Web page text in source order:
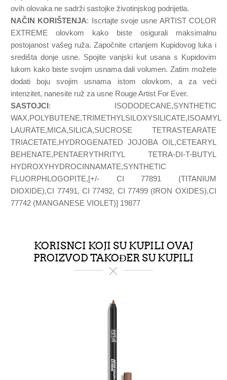
ovih olovaka ne sadrži sastojke životinjskog podrijetla.
NAČIN KORIŠTENJA: Iscrtajte svoje usne ARTIST COLOR
EXTREME olovkom kako biste osigurali maksimalnu
postojanost vašeg ruža. Započnite crtanjem Kupidovog luka i
središta donje usne. Spojite vanjski kut usana s Kupidovim
lukom kako biste svojim usnama dali volumen. Zatim možete
dodati boju svojim usnama istom olovkom, a za veći
intenzitet, nanesite ruž za usne Rouge Artist For Ever.
SASTOJCI: ISODODECANE,SYNTHETIC
WAX,POLYBUTENE,TRIMETHYLSILOXYSILICATE,ISOAMYL
LAURATE,MICA,SILICA,SUCROSE TETRASTEARATE
TRIACETATE,HYDROGENATED JOJOBA OIL,CETEARYL
BEHENATE,PENTAERYTHRITYL TETRA-DI-T-BUTYL
HYDROXYHYDROCINNAMATE,SYNTHETIC
FLUORPHLOGOPITE,[+/- CI 77891 (TITANIUM
DIOXIDE),CI 77491, CI 77492, CI 77499 (IRON OXIDES),CI
77742 (MANGANESE VIOLET)] 19877
KORISNCI KOJI SU KUPILI OVAJ
PROIZVOD TAKOĐER SU KUPILI